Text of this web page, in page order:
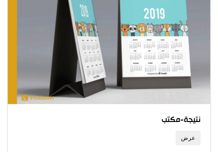
نتيجة-مكتب
عرض